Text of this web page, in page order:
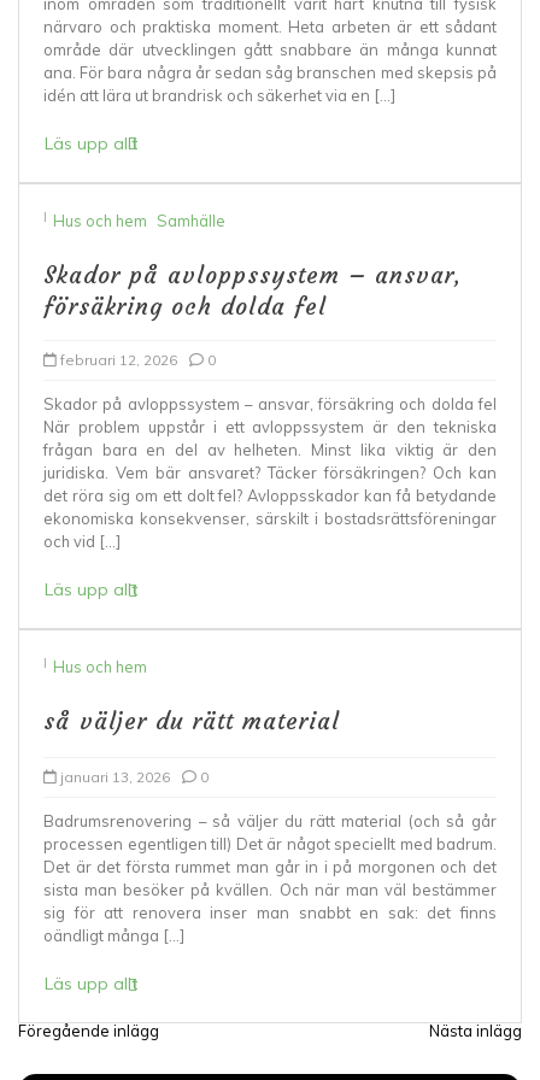
närvaro och praktiska moment. Heta arbeten är ett sådant
område där utvecklingen gått snabbare än många kunnat
ana. För bara några år sedan såg branschen med skepsis på
idén att lära ut brandrisk och säkerhet via en […]
Läs upp allt
I Hus och hem Samhälle
Skador på avloppssystem – ansvar,
försäkring och dolda fel
februari 12, 2026 0
Skador på avloppssystem – ansvar, försäkring och dolda fel
När problem uppstår i ett avloppssystem är den tekniska
frågan bara en del av helheten. Minst lika viktig är den
juridiska. Vem bär ansvaret? Täcker försäkringen? Och kan
det röra sig om ett dolt fel? Avloppsskador kan få betydande
ekonomiska konsekvenser, särskilt i bostadsrättsföreningar
och vid […]
Läs upp allt
I Hus och hem
så väljer du rätt material
januari 13, 2026 0
Badrumsrenovering – så väljer du rätt material (och så går
processen egentligen till) Det är något speciellt med badrum.
Det är det första rummet man går in i på morgonen och det
sista man besöker på kvällen. Och när man väl bestämmer
sig för att renovera inser man snabbt en sak: det finns
oändligt många […]
Läs upp allt
I
Föregående inlägg Nästa inlägg